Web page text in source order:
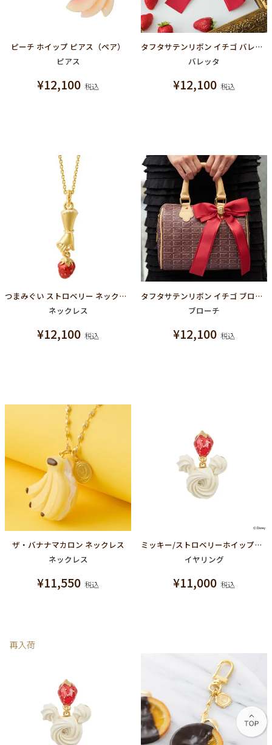
ピーチ ホイップ ピアス（ペア）
ピアス
¥12,100 税込
タフタサテンリボン イチゴ バレッタ(レッド）
バレッタ
¥12,100 税込
つまみぐい ストロベリー ネックレス
ネックレス
¥12,100 税込
タフタサテンリボン イチゴ ブローチ(レッド）
ブローチ
¥12,100 税込
ザ・バナナマカロン ネックレス
ネックレス
¥11,550 税込
ミッキー/ストロベリーホイップクリーム イヤリング【ディズニー アクセサリー】
イヤリング
¥11,000 税込
再入荷